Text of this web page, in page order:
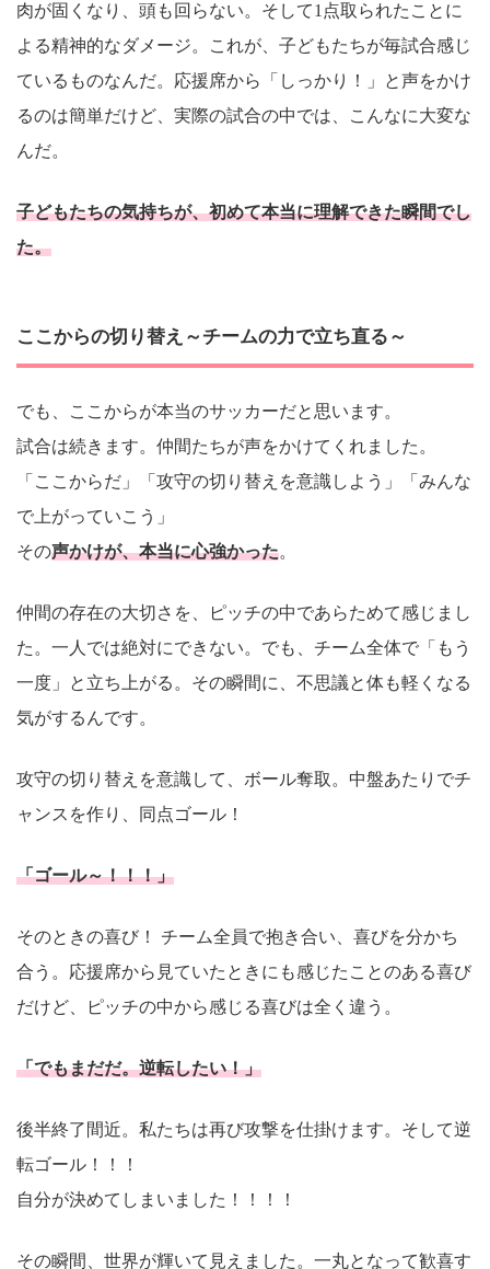
肉が固くなり、頭も回らない。そして1点取られたことに
よる精神的なダメージ。これが、子どもたちが毎試合感じ
ているものなんだ。応援席から「しっかり！」と声をかけ
るのは簡単だけど、実際の試合の中では、こんなに大変な
んだ。
子どもたちの気持ちが、初めて本当に理解できた瞬間でし
た。
ここからの切り替え～チームの力で立ち直る～
でも、ここからが本当のサッカーだと思います。
試合は続きます。仲間たちが声をかけてくれました。
「ここからだ」「攻守の切り替えを意識しよう」「みんな
で上がっていこう」
その声かけが、本当に心強かった。
仲間の存在の大切さを、ピッチの中であらためて感じまし
た。一人では絶対にできない。でも、チーム全体で「もう
一度」と立ち上がる。その瞬間に、不思議と体も軽くなる
気がするんです。
攻守の切り替えを意識して、ボール奪取。中盤あたりでチ
ャンスを作り、同点ゴール！
「ゴール～！！！」
そのときの喜び！ チーム全員で抱き合い、喜びを分かち
合う。応援席から見ていたときにも感じたことのある喜び
だけど、ピッチの中から感じる喜びは全く違う。
「でもまだだ。逆転したい！」
後半終了間近。私たちは再び攻撃を仕掛けます。そして逆
転ゴール！！！
自分が決めてしまいました！！！！
その瞬間、世界が輝いて見えました。一丸となって歓喜す